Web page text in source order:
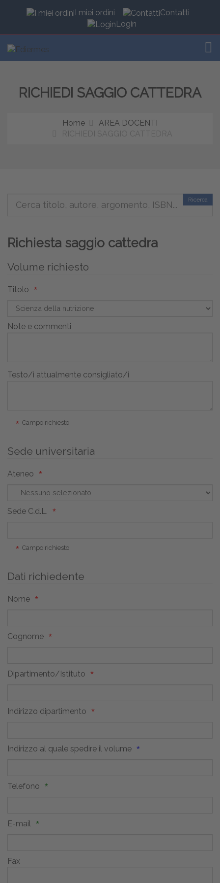
I miei ordini
Contatti
Login
RICHIEDI SAGGIO CATTEDRA
Home
AREA DOCENTI
RICHIEDI SAGGIO CATTEDRA
Ricerca
Richiesta saggio cattedra
Volume richiesto
Titolo
Note e commenti
Testo/i attualmente consigliato/i
Campo richiesto
Sede universitaria
Ateneo
Sede C.d.L.
Campo richiesto
Dati richiedente
Nome
Cognome
Dipartimento/Istituto
Indirizzo dipartimento
Indirizzo al quale spedire il volume
Telefono
E-mail
Fax